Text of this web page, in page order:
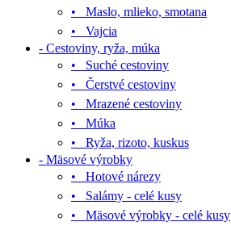
• Maslo, mlieko, smotana
• Vajcia
- Cestoviny, ryža, múka
• Suché cestoviny
• Čerstvé cestoviny
• Mrazené cestoviny
• Múka
• Ryža, rizoto, kuskus
- Mäsové výrobky
• Hotové nárezy
• Salámy - celé kusy
• Mäsové výrobky - celé kusy